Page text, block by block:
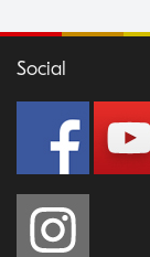
Social